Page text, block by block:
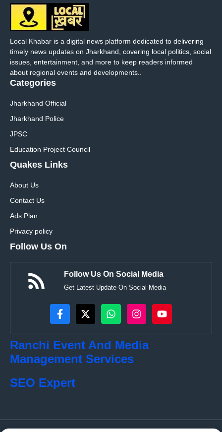
Local Khabar is a digital news platform dedicated to delivering
timely news updates on Jharkhand, covering local politics, social
issues, entertainment, and more to keep readers informed
about regional events and developments..
Categories
Jharkhand Official
Jharkhand Police
JPSC
Education Project Council
Quakes Links
About Us
Contact Us
Ads Plan
Privacy policy
Follow Us On
Follow Us On Social Media
Get Latest Update On Social Media
Ranchi Event And Media
Management Services
SEO Expert